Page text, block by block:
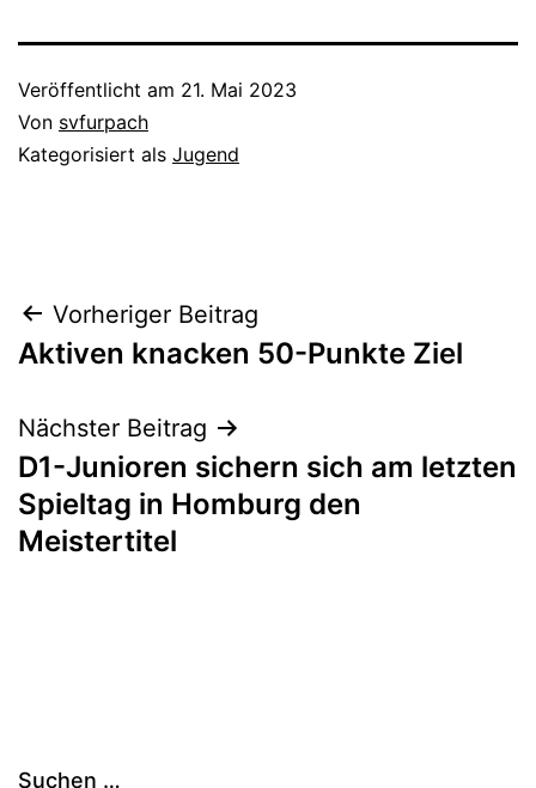
Veröffentlicht am 21. Mai 2023
Von svfurpach
Kategorisiert als Jugend
Beitragsnavigation
Vorheriger Beitrag
Aktiven knacken 50-Punkte Ziel
Nächster Beitrag
D1-Junioren sichern sich am letzten
Spieltag in Homburg den
Meistertitel
Suchen …